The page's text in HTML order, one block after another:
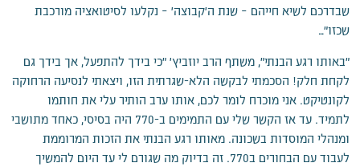
שבדרכם לשיא חייהם – שנת ה'קבוצה' – נקלעו לסיטואציה מורכבת
שכזו"…
"באותו רגע הבנתי", משתף הרב יוזביץ' "כי בידך להתפעל, אך בידך גם
לקחת חלק! הסכמתי לבקשה הלא-שגרתית הזו, ויצאתי לנסיעה הרחוקה
לקונטיקט. אני מוכרח לומר לכם, אותו ערב הותיר עלי את חותמו
לתמיד. עד אז הקשר שלי עם התמימים ב-770 היה בסיסי, כאחד מתושבי
ומנהלי המוסדות בשכונה. מאותו רגע הבנתי את הזכות המרוממת
לעבוד עם הבחורים ב770. זה בדיוק מה שגורם לי עד היום להמשיך